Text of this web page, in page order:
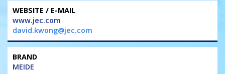
www.jec.com
david.kwong@jec.com
MEIDE